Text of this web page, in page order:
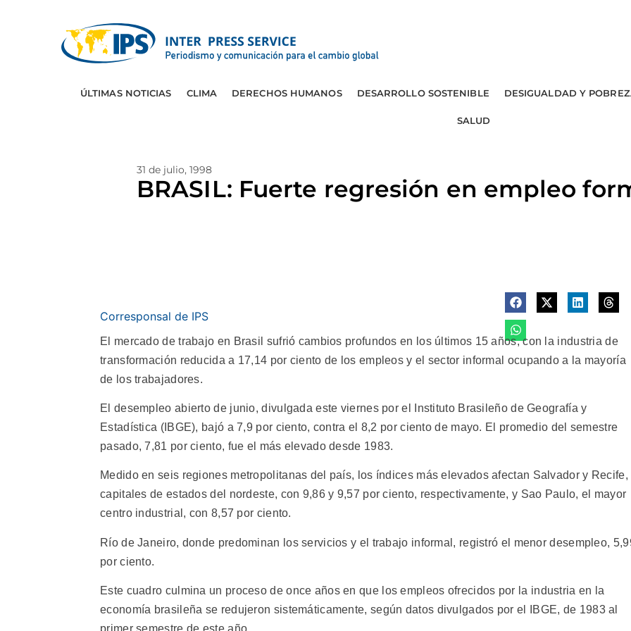
ÚLTIMAS NOTICIAS CLIMA DERECHOS HUMANOS DESARROLLO SOSTENIBLE DESIGUALDAD Y
SALUD
31 de julio, 1998
BRASIL: Fuerte regresión en empleo
Corresponsal de IPS
El mercado de trabajo en Brasil sufrió cambios profundos en los últimos 15 años, con la industria de
transformación reducida a 17,14 por ciento de los empleos y el sector informal ocupando a la mayoría
de los trabajadores.
El desempleo abierto de junio, divulgada este viernes por el Instituto Brasileño de Geografía y
Estadística (IBGE), bajó a 7,9 por ciento, contra el 8,2 por ciento de mayo. El promedio del semestre
pasado, 7,81 por ciento, fue el más elevado desde 1983.
Medido en seis regiones metropolitanas del país, los índices más elevados afectan Salvador y Recife,
capitales de estados del nordeste, con 9,86 y 9,57 por ciento, respectivamente, y Sao Paulo, el mayor
centro industrial, con 8,57 por ciento.
Río de Janeiro, donde predominan los servicios y el trabajo informal, registró el menor desempleo,
por ciento.
Este cuadro culmina un proceso de once años en que los empleos ofrecidos por la industria en la
economía brasileña se redujeron sistemáticamente, según datos divulgados por el IBGE, de 1983 al
primer semestre de este año.